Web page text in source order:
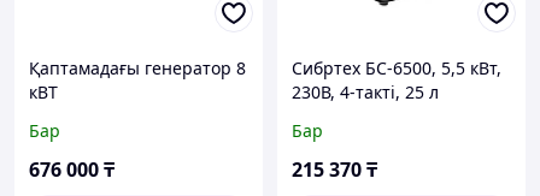
Қаптамадағы генератор 8
кВТ
Бар
676 000₸
Сибртех БС-6500, 5,5 кВт,
230В, 4-такті, 25 л
стартері
Бар
215 370₸